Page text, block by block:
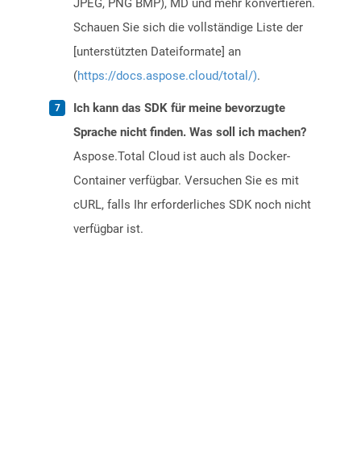
JPEG, PNG BMP), MD und mehr konvertieren.
Schauen Sie sich die vollständige Liste der
[unterstützten Dateiformate] an
(https://docs.aspose.cloud/total/).
Ich kann das SDK für meine bevorzugte
Sprache nicht finden. Was soll ich machen?
Aspose.Total Cloud ist auch als Docker-
Container verfügbar. Versuchen Sie es mit
cURL, falls Ihr erforderliches SDK noch nicht
verfügbar ist.